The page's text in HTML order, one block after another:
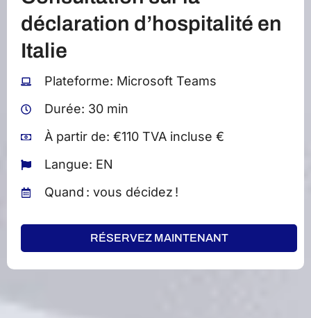
déclaration d’hospitalité en
Italie
Plateforme: Microsoft Teams
Durée: 30 min
À partir de: €110 TVA incluse €
Langue: EN
Quand : vous décidez !
RÉSERVEZ MAINTENANT